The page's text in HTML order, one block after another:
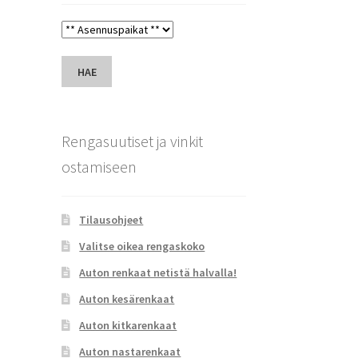
HAE
Rengasuutiset ja vinkit
ostamiseen
Tilausohjeet
Valitse oikea rengaskoko
Auton renkaat netistä halvalla!
Auton kesärenkaat
Auton kitkarenkaat
Auton nastarenkaat